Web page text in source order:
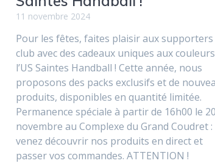
11 novembre 2024
Pour les fêtes, faites plaisir aux supporters
club avec des cadeaux uniques aux
l’US Saintes Handball ! Cette année, nous
proposons des packs exclusifs et de
produits, disponibles en quantité limitée.
Permanence spéciale à partir de 16h00 le 20
novembre au Complexe du Grand Coudret :
venez découvrir nos produits en direct et
passer vos commandes. ATTENTION !